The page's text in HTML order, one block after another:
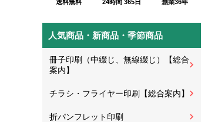
送料無料 24時間 365日 創業36年
人気商品・新商品・季節商品
冊子印刷（中綴じ、無線綴じ）【総合
案内】
チラシ・フライヤー印刷【総合案内】
折パンフレット印刷